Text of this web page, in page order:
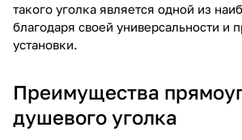
такого уголка является одной из
благодаря своей универсальности и
установки.
Преимущества
душевого уголка